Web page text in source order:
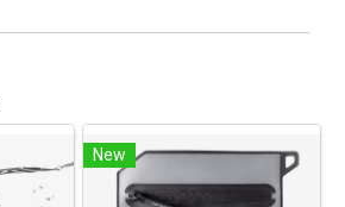
New